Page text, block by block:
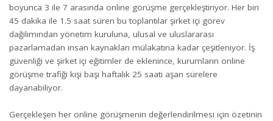
boyunca 3 ile 7 arasında online görüşme gerçekleştiriyor. Her biri
45 dakika ile 1.5 saat süren bu toplantılar şirket içi görev
dağılımından yönetim kuruluna, ulusal ve uluslararası
pazarlamadan insan kaynakları mülakatına kadar çeşitleniyor. İş
güvenliği ve şirket içi eğitimler de eklenince, kurumların online
görüşme trafiği kişi başı haftalık 25 saati aşan sürelere
dayanabiliyor.
Gerçekleşen her online görüşmenin değerlendirilmesi için özetinin